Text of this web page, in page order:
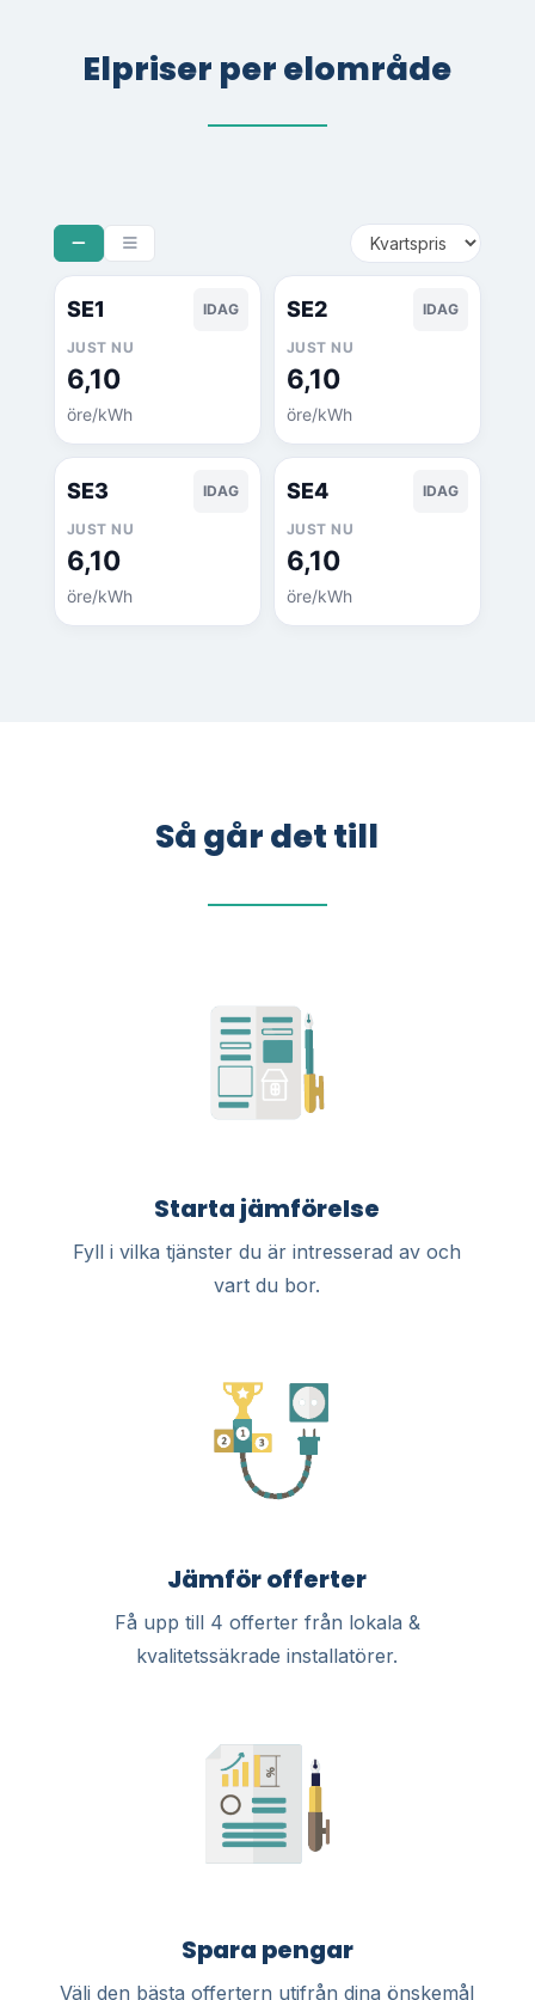
Elpriser per elområde
SE1 IDAG
JUST NU
6,10
öre/kWh
SE2 IDAG
JUST NU
6,10
öre/kWh
SE3 IDAG
JUST NU
6,10
öre/kWh
SE4 IDAG
JUST NU
6,10
öre/kWh
Så går det till
Starta jämförelse
Fyll i vilka tjänster du är intresserad av och
vart du bor.
Jämför offerter
Få upp till 4 offerter från lokala &
kvalitetssäkrade installatörer.
Spara pengar
Välj den bästa offertern utifrån dina önskemål